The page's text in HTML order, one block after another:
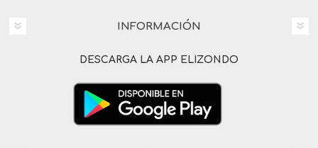
INFORMACIÓN
DESCARGA LA APP ELIZONDO